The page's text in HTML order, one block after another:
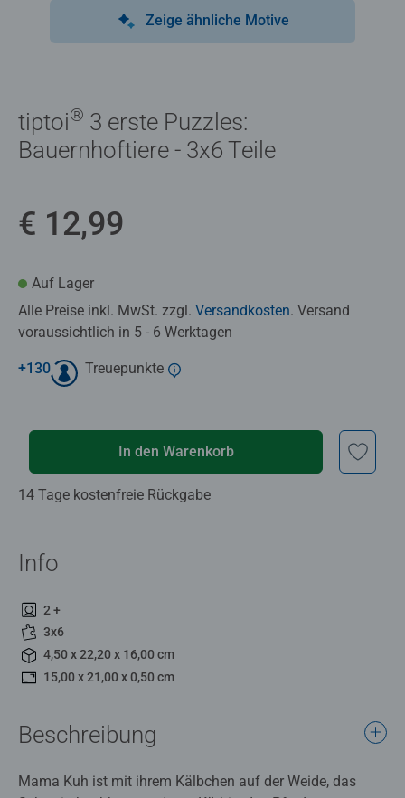
Zeige ähnliche Motive
tiptoi® 3 erste Puzzles:
Bauernhoftiere - 3x6 Teile
€ 12,99
Auf Lager
Alle Preise inkl. MwSt. zzgl. Versandkosten. Versand
voraussichtlich in 5 - 6 Werktagen
+130 Treuepunkte
In den Warenkorb
14 Tage kostenfreie Rückgabe
Info
2 +
3x6
4,50 x 22,20 x 16,00 cm
15,00 x 21,00 x 0,50 cm
Beschreibung
Mama Kuh ist mit ihrem Kälbchen auf der Weide, das